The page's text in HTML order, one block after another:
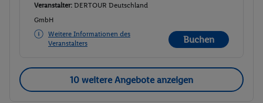
Veranstalter: DERTOUR Deutschland
GmbH
Weitere Informationen des
Veranstalters
Buchen
10 weitere Angebote anzeigen